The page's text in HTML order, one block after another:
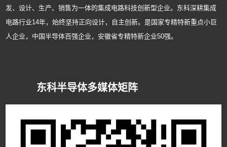
发、设计、生产、销售为一体的集成电路科技创新型企业。东科深耕集成
电路行业14年，始终坚持正向设计，自主创新。是国家专精特新重点小巨
人企业，中国半导体百强企业，安徽省专精特新企业50强。
东科半导体多媒体矩阵